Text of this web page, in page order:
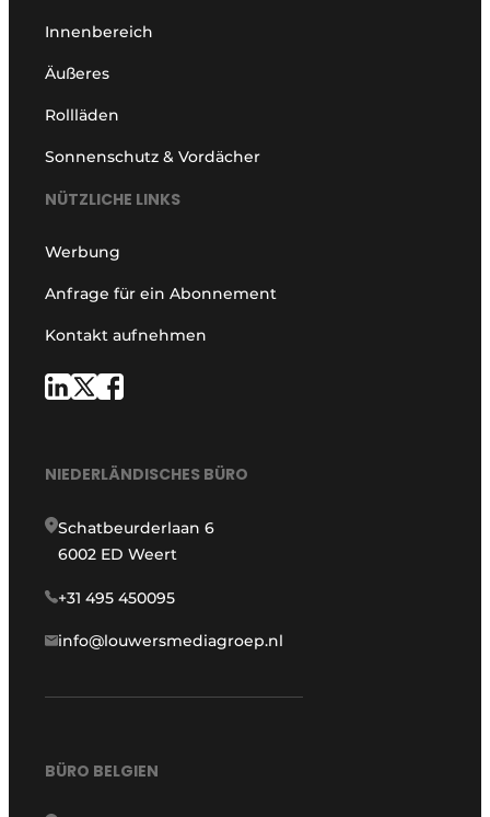
Innenbereich
Äußeres
Rollläden
Sonnenschutz & Vordächer
NÜTZLICHE LINKS
Werbung
Anfrage für ein Abonnement
Kontakt aufnehmen
NIEDERLÄNDISCHES BÜRO
Schatbeurderlaan 6
6002 ED Weert
+31 495 450095
info@louwersmediagroep.nl
BÜRO BELGIEN